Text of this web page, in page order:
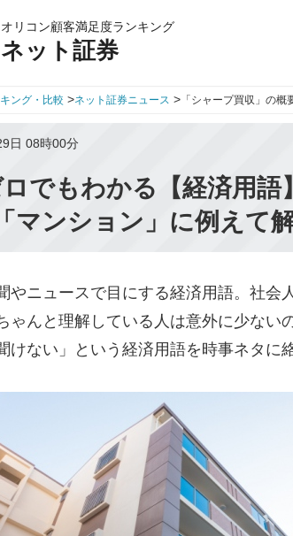
オリコン顧客満足度ランキング
ネット証券
ング・比較 >ネット証券ニュース > 「シャープ買収」の概
日 08時00分
でもわかる【経済用
マンション」に例えて解
ニュースで目にする経済用語。社会
ゃんと理解している人は意外に少ない
けない」という経済用語を時事ネタに